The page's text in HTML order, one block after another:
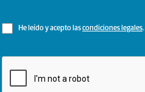
He leído y acepto lascondiciones legales.